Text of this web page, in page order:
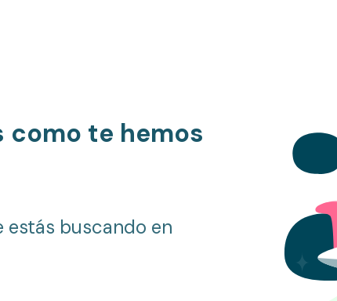
como te hemos
estás buscando en